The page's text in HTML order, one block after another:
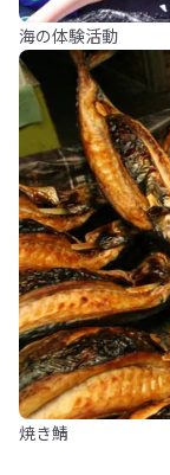
海の体験活動
焼き鯖